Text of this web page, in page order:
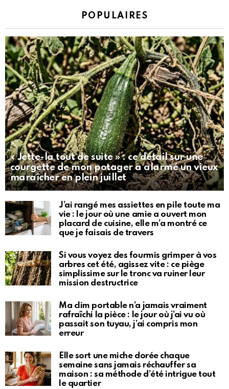
POPULAIRES
« Jette-la tout de suite » : ce détail sur une
courgette de mon potager a alarmé un vieux
maraîcher en plein juillet
J’ai rangé mes assiettes en pile toute ma
vie : le jour où une amie a ouvert mon
placard de cuisine, elle m’a montré ce
que je faisais de travers
Si vous voyez des fourmis grimper à vos
arbres cet été, agissez vite : ce piège
simplissime sur le tronc va ruiner leur
mission destructrice
Ma clim portable n’a jamais vraiment
rafraîchi la pièce : le jour où j’ai vu où
passait son tuyau, j’ai compris mon
erreur
Elle sort une miche dorée chaque
semaine sans jamais réchauffer sa
maison : sa méthode d’été intrigue tout
le quartier